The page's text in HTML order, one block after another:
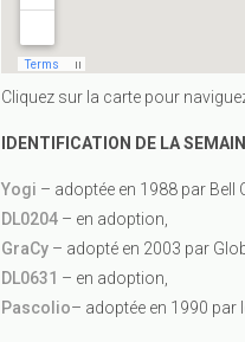
Cliquez sur la carte pour
IDENTIFICATION DE LA
Yogi – adoptée en 1988 par Bell
DL0204 – en adoption,
GraCy – adopté en 2003 par
DL0631 – en adoption,
Pascolio– adoptée en 1990